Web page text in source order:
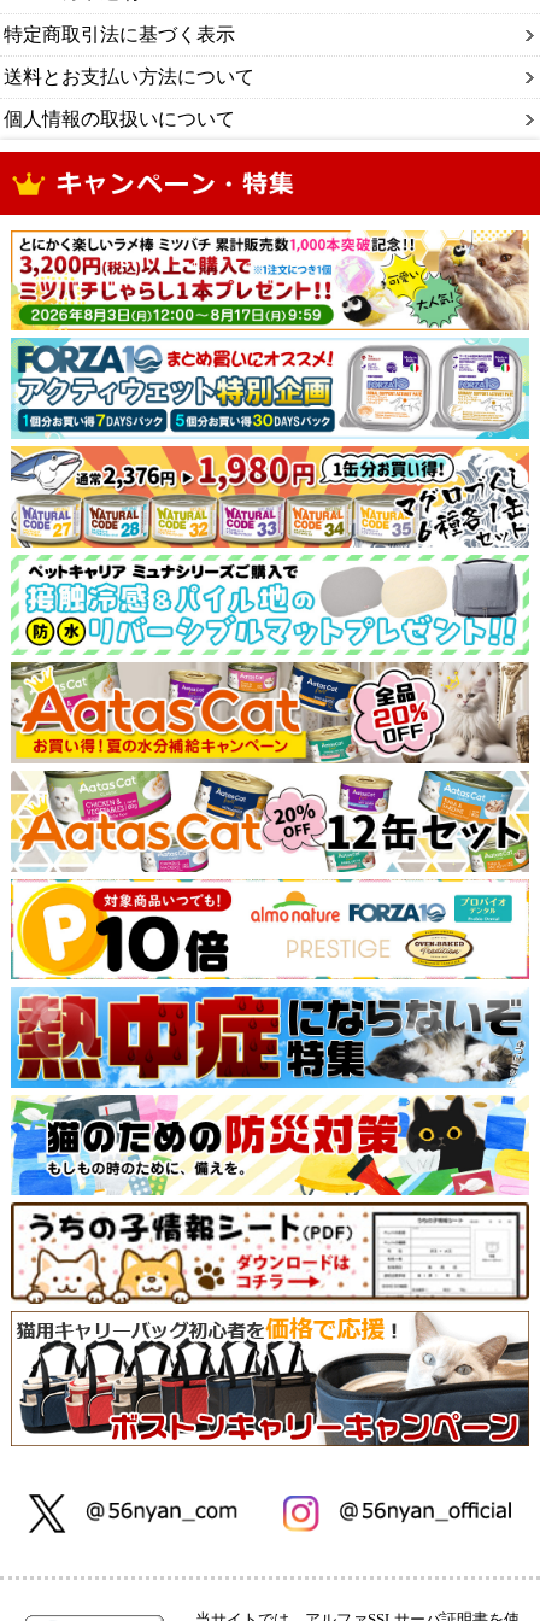
特定商取引法に基づく表示
送料とお支払い方法について
個人情報の取扱いについて